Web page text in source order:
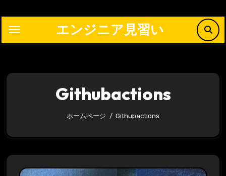
ッ
エンジニア見習い
Githubactions
ホームページ Githubactions